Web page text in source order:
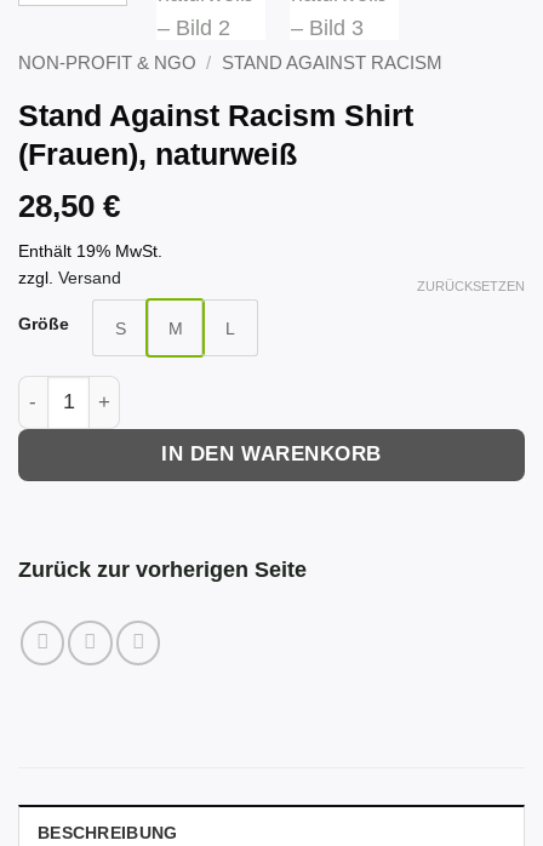
NON-PROFIT & NGO / STAND AGAINST RACISM
Stand Against Racism Shirt
(Frauen), naturweiß
28,50 €
Enthält 19% MwSt.
zzgl. Versand
Größe S M L
ZURÜCKSETZEN
Stand Against Racism Shirt (Frauen), naturweiß Menge
IN DEN WARENKORB
Zurück zur vorherigen Seite
BESCHREIBUNG